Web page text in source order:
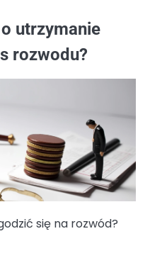
utrzymanie
rozwodu?
się na rozwód?